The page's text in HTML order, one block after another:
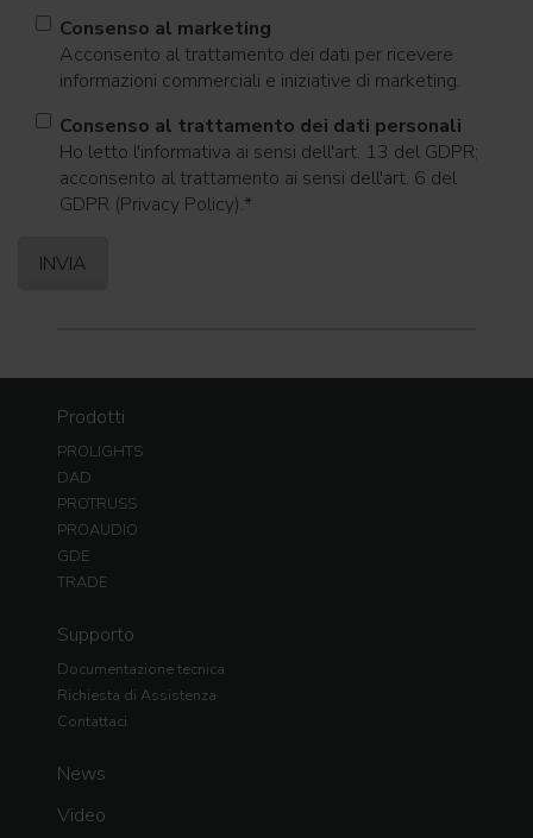
Consenso al marketing
Acconsento al trattamento dei dati per ricevere
informazioni commerciali e iniziative di marketing.
Consenso al trattamento dei dati personali
Ho letto l'informativa ai sensi dell'art. 13 del GDPR;
acconsento al trattamento ai sensi dell'art. 6 del
GDPR (Privacy Policy).*
Prodotti
PROLIGHTS
DAD
PROTRUSS
PROAUDIO
GDE
TRADE
Supporto
Documentazione tecnica
Richiesta di Assistenza
Contattaci
News
Video